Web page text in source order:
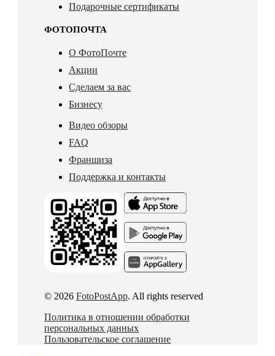
Подарочные сертификаты
ФОТОПОЧТА
О ФотоПочте
Акции
Сделаем за вас
Бизнесу
Видео обзоры
FAQ
Франшиза
Поддержка и контакты
© 2026 FotoPostApp. All rights reserved
Политика в отношении обработки
персональных данных
Пользовательское соглашение